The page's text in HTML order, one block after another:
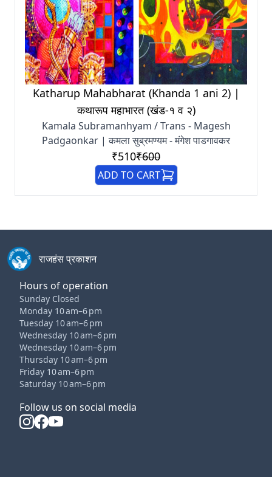
Katharup Mahabharat (Khanda 1 ani 2) |
कथारूप महाभारत (खंड-१ व २)
Kamala Subramanhyam / Trans - Magesh
Padgaonkar | कमला सुब्रमण्यम - मंगेश पाडगावकर
₹510₹600
ADD TO CART
राजहंस प्रकाशन
Hours of operation
Sunday Closed
Monday 10 am–6 pm
Tuesday 10 am–6 pm
Wednesday 10 am–6 pm
Wednesday 10 am–6 pm
Thursday 10 am–6 pm
Friday 10 am–6 pm
Saturday 10 am–6 pm
Follow us on social media